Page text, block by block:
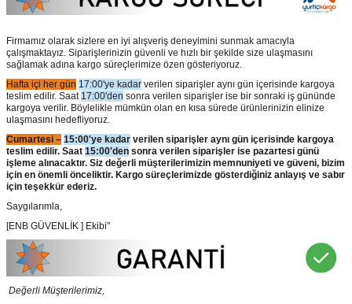
Firmamız olarak sizlere en iyi alışveriş deneyimini sunmak amacıyla
çalışmaktayız. Siparişlerinizin güvenli ve hızlı bir şekilde size ulaşmasını
sağlamak adına kargo süreçlerimize özen gösteriyoruz.
Hafta içi her gün 17:00'ye kadar verilen siparişler aynı gün içerisinde kargoya
teslim edilir. Saat 17:00'den sonra verilen siparişler ise bir sonraki iş gününde
kargoya verilir. Böylelikle mümkün olan en kısa sürede ürünlerinizin elinize
ulaşmasını hedefliyoruz.
Cumartesi – 15:00'ye kadar verilen siparişler aynı gün içerisinde kargoya
teslim edilir. Saat 15:00'den sonra verilen siparişler ise pazartesi günü
işleme alınacaktır. Siz değerli müşterilerimizin memnuniyeti ve güveni, bizim
için en önemli önceliktir. Kargo süreçlerimizde gösterdiğiniz anlayış ve sabır
için teşekkür ederiz.
Saygılarımla,
[ENB GÜVENLİK ] Ekibi"
Değerli Müşterilerimiz,